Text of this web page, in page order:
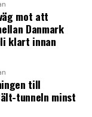
ett år. Några
på samtliga
nu.
Brahe och
sig och om
Öresundsbron,
en timme.
mot att
Danmark
klart innan
till
tunneln minst